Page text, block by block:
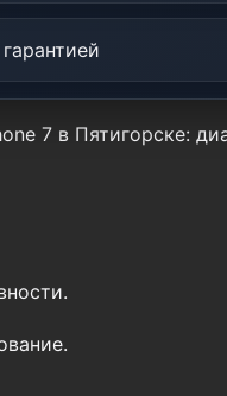
7 в Пятигорске: